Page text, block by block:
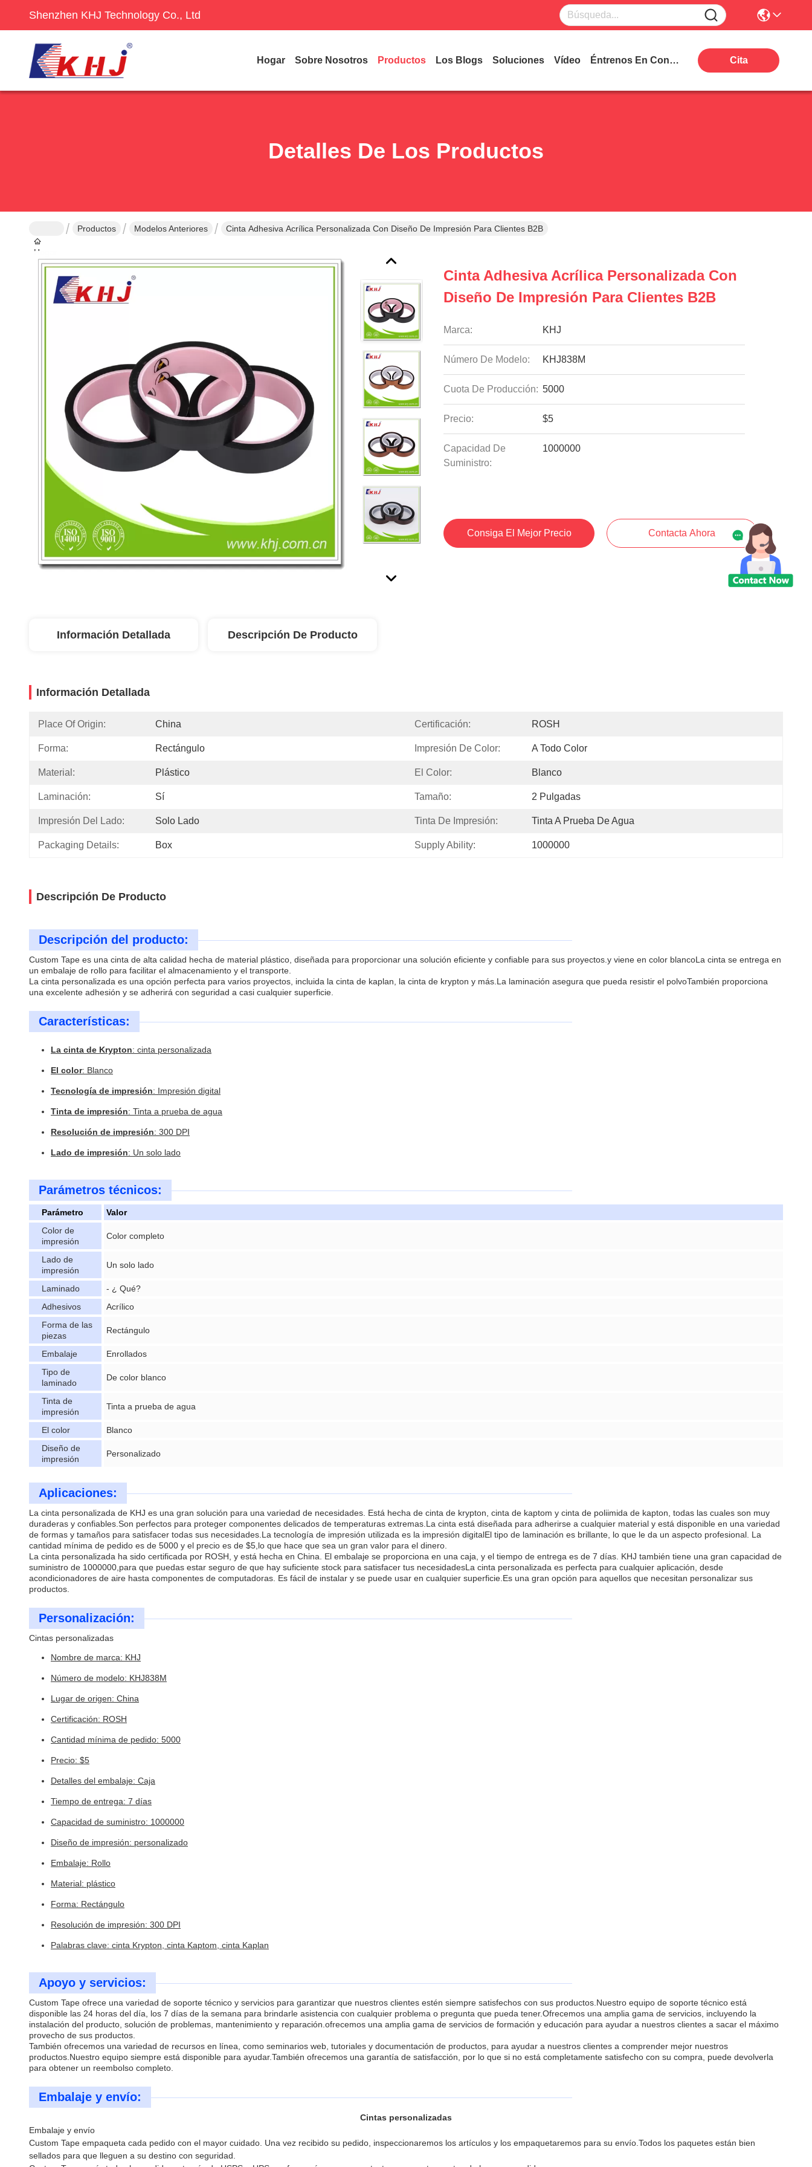
Shenzhen KHJ Technology Co., Ltd
Hogar Sobre Nosotros Productos Los Blogs Soluciones Vídeo Éntrenos En Contacto Con Cita
Detalles De Los Productos
Hogar
Productos Modelos Anteriores Cinta Adhesiva Acrílica Personalizada Con Diseño De Impresión Para Clientes B2B
Cinta Adhesiva Acrílica Personalizada Con
Diseño De Impresión Para Clientes B2B
Marca: KHJ
Número De Modelo: KHJ838M
Cuota De Producción: 5000
Precio: $5
Capacidad De
Suministro:
1000000
Consiga El Mejor Precio Contacta Ahora
Información Detallada Descripción De Producto
Información Detallada
Place Of Origin: China Certificación: ROSH
Forma: Rectángulo Impresión De Color: A Todo Color
Material: Plástico El Color: Blanco
Laminación: Sí Tamaño: 2 Pulgadas
Impresión Del Lado: Solo Lado Tinta De Impresión: Tinta A Prueba De Agua
Packaging Details: Box Supply Ability: 1000000
Descripción De Producto
Descripción del producto:
Custom Tape es una cinta de alta calidad hecha de material plástico, diseñada para proporcionar una solución eficiente y confiable para sus proyectos.y viene en color blancoLa cinta se entrega en
un embalaje de rollo para facilitar el almacenamiento y el transporte.
La cinta personalizada es una opción perfecta para varios proyectos, incluida la cinta de kaplan, la cinta de krypton y más.La laminación asegura que pueda resistir el polvoTambién proporciona
una excelente adhesión y se adherirá con seguridad a casi cualquier superficie.
Características:
La cinta de Krypton: cinta personalizada
El color: Blanco
Tecnología de impresión: Impresión digital
Tinta de impresión: Tinta a prueba de agua
Resolución de impresión: 300 DPI
Lado de impresión: Un solo lado
Parámetros técnicos:
Parámetro
Valor
Color de
impresión
Color completo
Lado de
impresión
Un solo lado
Laminado
- ¿ Qué?
Adhesivos
Acrílico
Forma de las
piezas
Rectángulo
Embalaje
Enrollados
Tipo de
laminado
De color blanco
Tinta de
impresión
Tinta a prueba de agua
El color
Blanco
Diseño de
impresión
Personalizado
Aplicaciones:
La cinta personalizada de KHJ es una gran solución para una variedad de necesidades. Está hecha de cinta de krypton, cinta de kaptom y cinta de poliimida de kapton, todas las cuales son muy
duraderas y confiables.Son perfectos para proteger componentes delicados de temperaturas extremas.La cinta está diseñada para adherirse a cualquier material y está disponible en una variedad
de formas y tamaños para satisfacer todas sus necesidades.La tecnología de impresión utilizada es la impresión digitalEl tipo de laminación es brillante, lo que le da un aspecto profesional. La
cantidad mínima de pedido es de 5000 y el precio es de $5,lo que hace que sea un gran valor para el dinero.
La cinta personalizada ha sido certificada por ROSH, y está hecha en China. El embalaje se proporciona en una caja, y el tiempo de entrega es de 7 días. KHJ también tiene una gran capacidad de
suministro de 1000000,para que puedas estar seguro de que hay suficiente stock para satisfacer tus necesidadesLa cinta personalizada es perfecta para cualquier aplicación, desde
acondicionadores de aire hasta componentes de computadoras. Es fácil de instalar y se puede usar en cualquier superficie.Es una gran opción para aquellos que necesitan personalizar sus
productos.
Personalización:
Cintas personalizadas
Nombre de marca: KHJ
Número de modelo: KHJ838M
Lugar de origen: China
Certificación: ROSH
Cantidad mínima de pedido: 5000
Precio: $5
Detalles del embalaje: Caja
Tiempo de entrega: 7 días
Capacidad de suministro: 1000000
Diseño de impresión: personalizado
Embalaje: Rollo
Material: plástico
Forma: Rectángulo
Resolución de impresión: 300 DPI
Palabras clave: cinta Krypton, cinta Kaptom, cinta Kaplan
Apoyo y servicios:
Custom Tape ofrece una variedad de soporte técnico y servicios para garantizar que nuestros clientes estén siempre satisfechos con sus productos.Nuestro equipo de soporte técnico está
disponible las 24 horas del día, los 7 días de la semana para brindarle asistencia con cualquier problema o pregunta que pueda tener.Ofrecemos una amplia gama de servicios, incluyendo la
instalación del producto, solución de problemas, mantenimiento y reparación.ofrecemos una amplia gama de servicios de formación y educación para ayudar a nuestros clientes a sacar el máximo
provecho de sus productos.
También ofrecemos una variedad de recursos en línea, como seminarios web, tutoriales y documentación de productos, para ayudar a nuestros clientes a comprender mejor nuestros
productos.Nuestro equipo siempre está disponible para ayudar.También ofrecemos una garantía de satisfacción, por lo que si no está completamente satisfecho con su compra, puede devolverla
para obtener un reembolso completo.
Embalaje y envío:
Cintas personalizadas
Embalaje y envío
Custom Tape empaqueta cada pedido con el mayor cuidado. Una vez recibido su pedido, inspeccionaremos los artículos y los empaquetaremos para su envío.Todos los paquetes están bien
sellados para que lleguen a su destino con seguridad.